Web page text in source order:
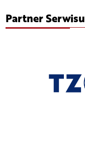
Partner Serwisu